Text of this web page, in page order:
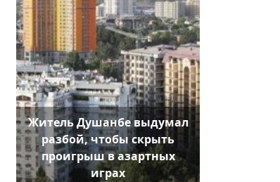
Житель Душанбе выдумал
разбой, чтобы скрыть
проигрыш в азартных
играх